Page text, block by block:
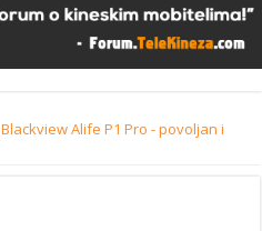
Blackview Alife P1 Pro - povoljan i